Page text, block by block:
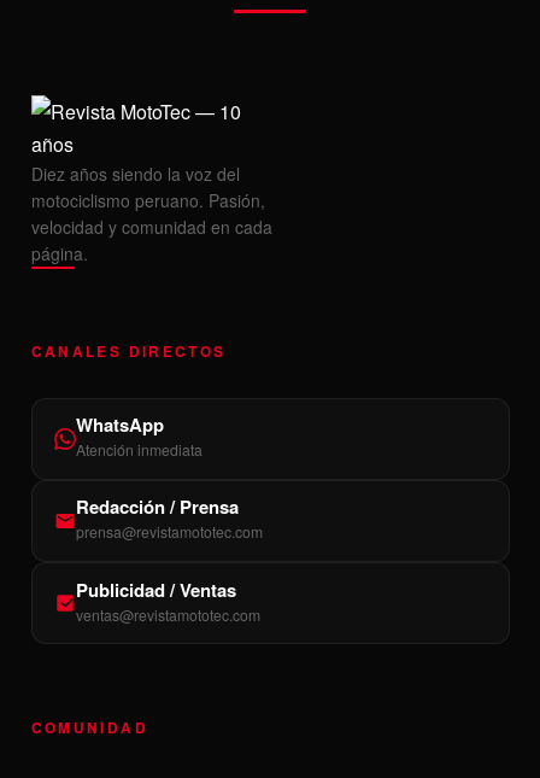
Diez años siendo la voz del
motociclismo peruano. Pasión,
velocidad y comunidad en cada
página.
CANALES DIRECTOS
WhatsApp
Atención inmediata
Redacción / Prensa
prensa@revistamototec.com
Publicidad / Ventas
ventas@revistamototec.com
COMUNIDAD